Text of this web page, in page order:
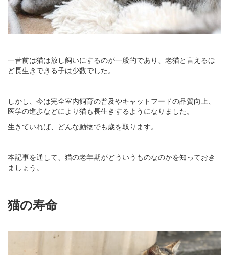
一昔前は猫は放し飼いにするのが一般的であり、老猫と言えるほ
ど長生きできる子は少数でした。
しかし、今は完全室内飼育の普及やキャットフードの品質向上、
医学の進歩などにより猫も長生きするようになりました。
生きていれば、どんな動物でも歳を取ります。
本記事を通して、猫の老年期がどういうものなのかを知っておき
ましょう。
猫の寿命